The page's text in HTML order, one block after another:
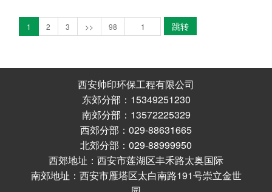
1 2 3 >> 98 跳转
西安帅印环保工程有限公司
东郊分部：15349251230
南郊分部：13572225329
西郊分部：029-88631665
北郊分部：029-88999950
西郊地址：西安市莲湖区丰禾路太奥国际
南郊地址：西安市雁塔区太白南路191号崇立金世